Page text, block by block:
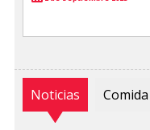
Noticias Comida